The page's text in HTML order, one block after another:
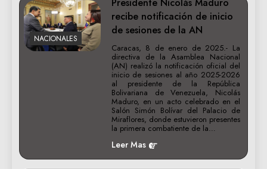
NACIONALES
recibe notificación de inicio
de sesiones de la AN
Caracas, 8 de enero de 2025.- La
directiva de la Asamblea Nacional
(AN) realizó la notificación oficial del
inicio de sesiones al año 2025-2026
al presidente de la República
Bolivariana de Venezuela, Nicolás
Maduro, en un acto celebrado en el
Salón Simón Bolívar del Palacio de
Miraflores, donde estuvieron presentes
la primera combatiente de la…
Leer Mas